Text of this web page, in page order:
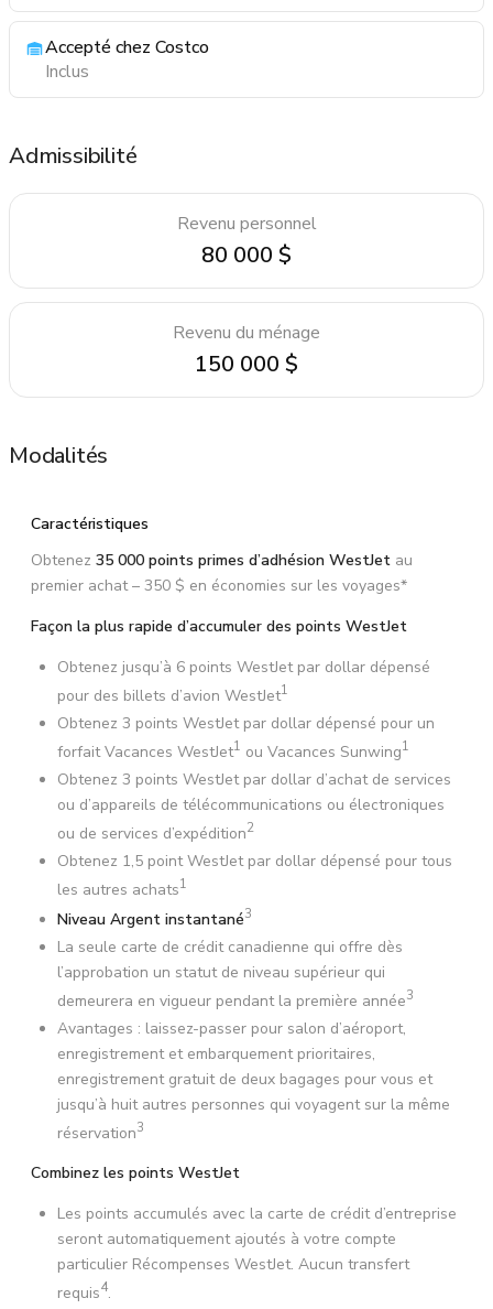
Accepté chez Costco
Inclus
Admissibilité
Revenu personnel
80 000 $
Revenu du ménage
150 000 $
Modalités
Caractéristiques
Obtenez 35 000 points primes d’adhésion WestJet au
premier achat – 350 $ en économies sur les voyages*
Façon la plus rapide d’accumuler des points WestJet
Obtenez jusqu’à 6 points WestJet par dollar dépensé
pour des billets d’avion WestJet1
Obtenez 3 points WestJet par dollar dépensé pour un
forfait Vacances WestJet1 ou Vacances Sunwing1
Obtenez 3 points WestJet par dollar d’achat de services
ou d’appareils de télécommunications ou électroniques
ou de services d’expédition2
Obtenez 1,5 point WestJet par dollar dépensé pour tous
les autres achats1
Niveau Argent instantané3
La seule carte de crédit canadienne qui offre dès
l’approbation un statut de niveau supérieur qui
demeurera en vigueur pendant la première année3
Avantages : laissez-passer pour salon d’aéroport,
enregistrement et embarquement prioritaires,
enregistrement gratuit de deux bagages pour vous et
jusqu’à huit autres personnes qui voyagent sur la même
réservation3
Combinez les points WestJet
Les points accumulés avec la carte de crédit d’entreprise
seront automatiquement ajoutés à votre compte
particulier Récompenses WestJet. Aucun transfert
requis4.